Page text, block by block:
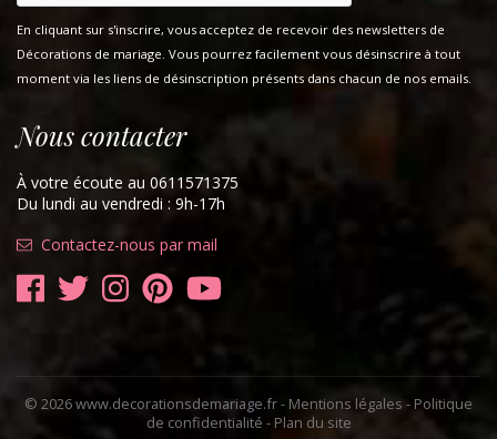
En cliquant sur s'inscrire, vous acceptez de recevoir des newsletters de
Décorations de mariage. Vous pourrez facilement vous désinscrire à tout
moment via les liens de désinscription présents dans chacun de nos emails.
Nous contacter
À votre écoute au 0611571375
Du lundi au vendredi : 9h-17h
Contactez-nous par mail
© 2026 www.decorationsdemariage.fr - Mentions légales- Politique
de confidentialité - Plan du site